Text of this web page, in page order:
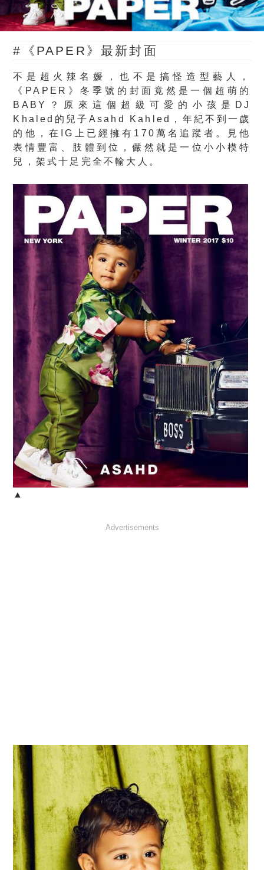
#《PAPER》最新封面
不是超火辣名媛，也不是搞怪造型藝人，
《PAPER》冬季號的封面竟然是一個超萌的
BABY？原來這個超級可愛的小孩是DJ
Khaled的兒子Asahd Kahled，年紀不到一歲
的他，在IG上已經擁有170萬名追蹤者。見他
表情豐富、肢體到位，儼然就是一位小小模特
兒，架式十足完全不輸大人。
▲
Advertisements